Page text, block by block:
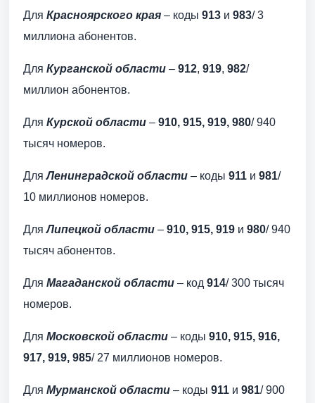
Для Красноярского края – коды 913 и 983/ 3
миллиона абонентов.
Для Курганской области – 912, 919, 982/
миллион абонентов.
Для Курской области – 910, 915, 919, 980/ 940
тысяч номеров.
ДляЛенинградской области – коды 911 и 981/
10 миллионов номеров.
ДляЛипецкой области – 910, 915, 919 и 980/ 940
тысяч абонентов.
Для Магаданской области – код 914/ 300 тысяч
номеров.
Для Московской области – коды 910, 915, 916,
917, 919, 985/ 27 миллионов номеров.
Для Мурманской области – коды 911 и 981/ 900